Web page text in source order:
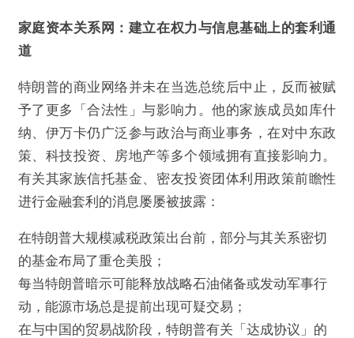
家庭资本关系网：建立在权力与信息基础上的套利通
道
特朗普的商业网络并未在当选总统后中止，反而被赋
予了更多「合法性」与影响力。他的家族成员如库什
纳、伊万卡仍广泛参与政治与商业事务，在对中东政
策、科技投资、房地产等多个领域拥有直接影响力。
有关其家族信托基金、密友投资团体利用政策前瞻性
进行金融套利的消息屡屡被披露：
在特朗普大规模减税政策出台前，部分与其关系密切
的基金布局了重仓美股；
每当特朗普暗示可能释放战略石油储备或发动军事行
动，能源市场总是提前出现可疑交易；
在与中国的贸易战阶段，特朗普有关「达成协议」的